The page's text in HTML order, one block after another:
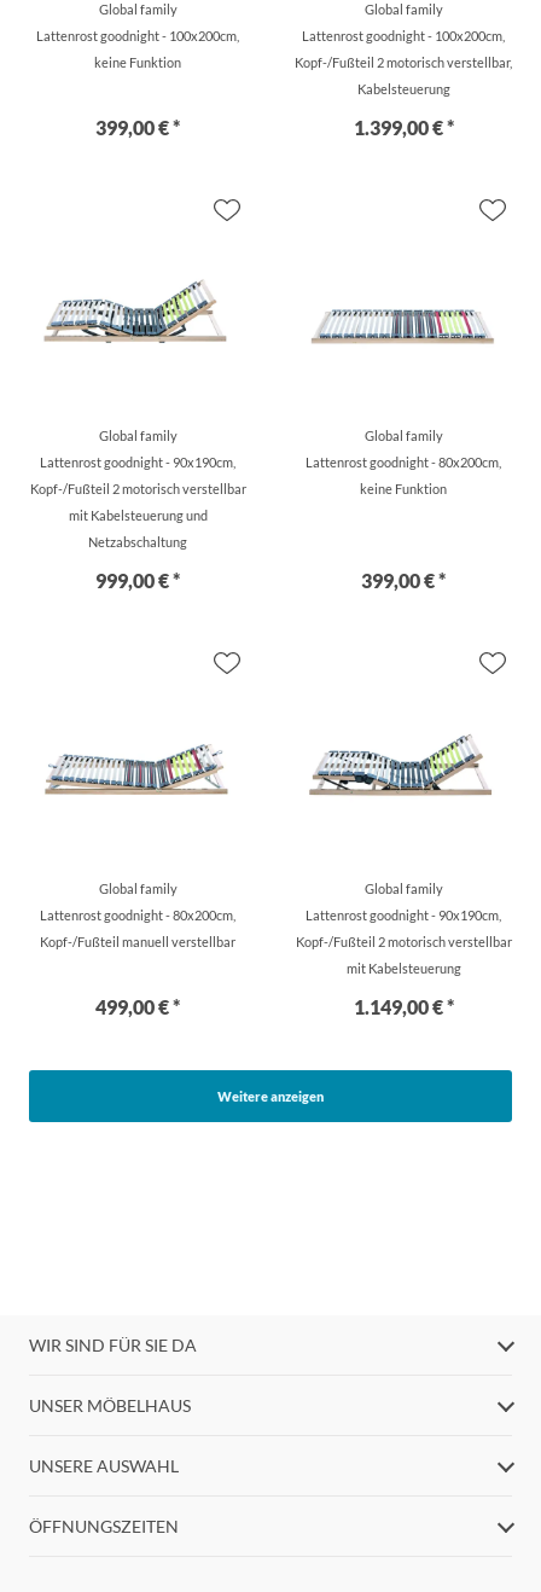
Global family
Lattenrost goodnight - 100x200cm,
keine Funktion
399,00 € *
Global family
Lattenrost goodnight - 100x200cm,
Kopf-/Fußteil 2 motorisch verstellbar,
Kabelsteuerung
1.399,00 € *
Global family
Lattenrost goodnight - 90x190cm,
Kopf-/Fußteil 2 motorisch verstellbar
mit Kabelsteuerung und
Netzabschaltung
999,00 € *
Global family
Lattenrost goodnight - 80x200cm,
keine Funktion
399,00 € *
Global family
Lattenrost goodnight - 80x200cm,
Kopf-/Fußteil manuell verstellbar
499,00 € *
Global family
Lattenrost goodnight - 90x190cm,
Kopf-/Fußteil 2 motorisch verstellbar
mit Kabelsteuerung
1.149,00 € *
Weitere anzeigen
WIR SIND FÜR SIE DA
UNSER MÖBELHAUS
UNSERE AUSWAHL
ÖFFNUNGSZEITEN